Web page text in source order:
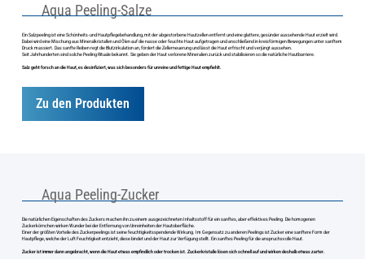
Aqua Peeling-Salze
Ein Salzpeeling ist eine Schönheits- und Hautpflegebehandlung, mit der abgestorbene Hautzellen entfernt und eine glattere, gesünder aussehende Haut erzielt wird.
Dabei wird eine Mischung aus Mineralkristallen und Ölen auf die nasse oder feuchte Haut aufgetragen und anschließend in kreisförmigen Bewegungen unter sanftem
Druck massiert. Das sanfte Reiben regt die Blutzirkulation an, fördert die Zellerneuerung und lässt die Haut erfrischt und verjüngt aussehen.
Seit Jahrhunderten sind solche Peeling Rituale bekannt. Sie geben der Haut verlorene Mineralien zurück und stabilisieren so die natürliche Hautbarriere.
Salz geht forsch an die Haut, es desinfiziert, was sich besonders für unreine und fettige Haut empfiehlt.
Zu den Produkten
Aqua Peeling-Zucker
Die natürlichen Eigenschaften des Zuckers machen ihn zu einem ausgezeichneten Inhaltsstoff für ein sanftes, aber effektives Peeling. Die homogenen
Zuckerkörnchen wirken Wunder bei der Entfernung von Unreinheiten der Hautoberfläche.
Einer der größten Vorteile des Zuckerpeelings ist seine feuchtigkeitsspendende Wirkung. Im Gegensatz zu anderen Peelings ist Zucker eine sanftere Form der
Hautpflege, welche der Luft Feuchtigkeit entzieht, diese bindet und der Haut zur Verfügung stellt. Ein sanftes Peeling für die anspruchsvolle Haut.
Zucker ist immer dann angebracht, wenn die Haut etwas empfindlich oder trocken ist. Zuckerkristalle lösen sich schnell auf und wirken deshalb etwas zarter.